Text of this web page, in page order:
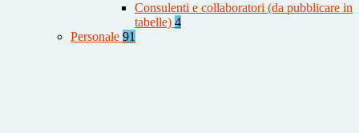
Consulenti e collaboratori (da pubblicare in
tabelle) 4
Personale 91